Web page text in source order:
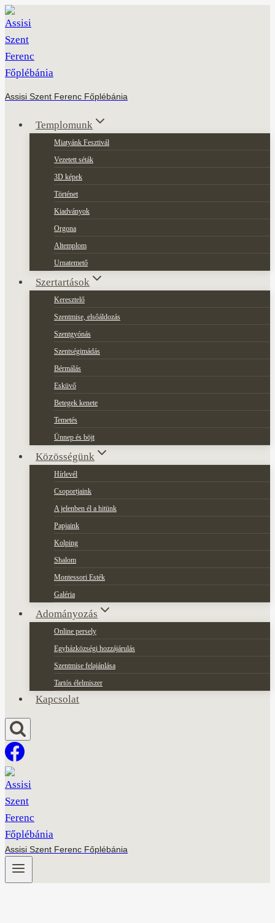
Skip
to
content
Assisi Szent Ferenc Főplébánia
Templomunk
Miatyánk Fesztivál
Vezetett séták
3D képek
Történet
Kiadványok
Orgona
Altemplom
Urnatemető
Szertartások
Keresztelő
Szentmise, elsőáldozás
Szentgyónás
Szentségimádás
Bérmálás
Esküvő
Betegek kenete
Temetés
Ünnep és böjt
Közösségünk
Hírlevél
Csoportjaink
A jelenben él a hitünk
Papjaink
Kolping
Shalom
Montessori Esték
Galéria
Adományozás
Online persely
Egyházközségi hozzájárulás
Szentmise felajánlása
Tartós élelmiszer
Kapcsolat
Assisi Szent Ferenc Főplébánia